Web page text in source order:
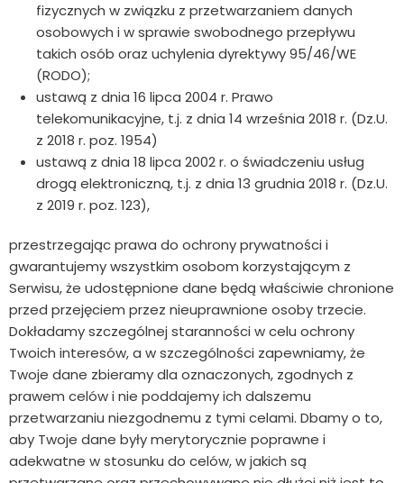
fizycznych w związku z przetwarzaniem danych
osobowych i w sprawie swobodnego przepływu
takich osób oraz uchylenia dyrektywy 95/46/WE
(RODO);
ustawą z dnia 16 lipca 2004 r. Prawo
telekomunikacyjne, t.j. z dnia 14 września 2018 r. (Dz.U.
z 2018 r. poz. 1954)
ustawą z dnia 18 lipca 2002 r. o świadczeniu usług
drogą elektroniczną, t.j. z dnia 13 grudnia 2018 r. (Dz.U.
z 2019 r. poz. 123),
przestrzegając prawa do ochrony prywatności i
gwarantujemy wszystkim osobom korzystającym z
Serwisu, że udostępnione dane będą właściwie chronione
przed przejęciem przez nieuprawnione osoby trzecie.
Dokładamy szczególnej staranności w celu ochrony
Twoich interesów, a w szczególności zapewniamy, że
Twoje dane zbieramy dla oznaczonych, zgodnych z
prawem celów i nie poddajemy ich dalszemu
przetwarzaniu niezgodnemu z tymi celami. Dbamy o to,
aby Twoje dane były merytorycznie poprawne i
adekwatne w stosunku do celów, w jakich są